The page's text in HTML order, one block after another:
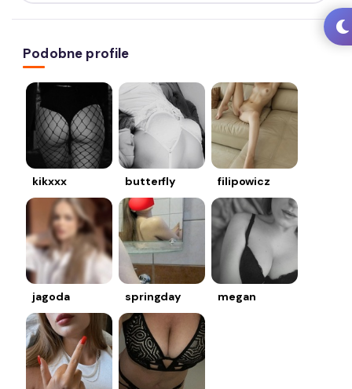
Podobne profile
kikxxx butterfly filipowicz
jagoda springday megan